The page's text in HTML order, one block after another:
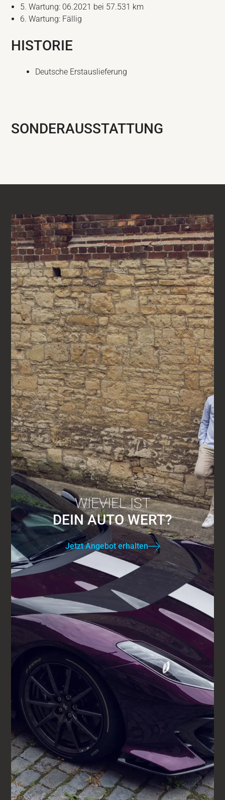
5. Wartung: 06.2021 bei 57.531 km
6. Wartung: Fällig
HISTORIE
Deutsche Erstauslieferung
SONDERAUSSTATTUNG
WIEVIEL IST
DEIN AUTO WERT?
Jetzt Angebot erhalten